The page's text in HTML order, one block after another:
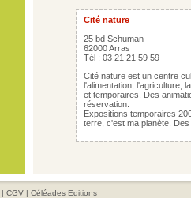
Cité nature
25 bd Schuman
62000 Arras
Tél : 03 21 21 59 59
Cité nature est un centre
l'alimentation, l'agriculture,
et temporaires. Des
réservation.
Expositions temporaires
terre, c'est ma planète.
| CGV | Céléades Editions